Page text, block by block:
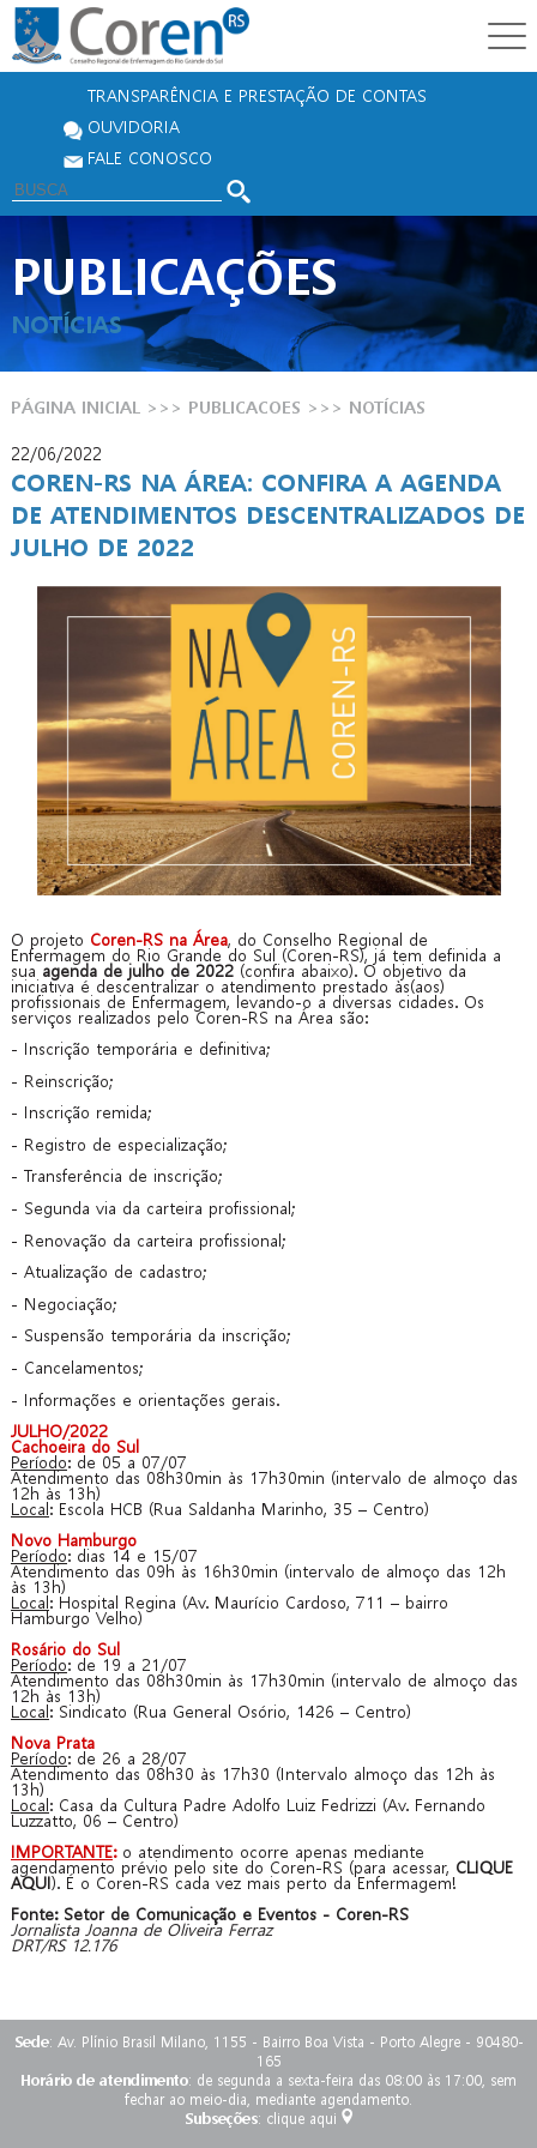
TRANSPARÊNCIA E PRESTAÇÃO DE CONTAS
OUVIDORIA
FALE CONOSCO
PUBLICAÇÕES
NOTÍCIAS
PÁGINA INICIAL >>> PUBLICACOES >>> NOTÍCIAS
22/06/2022
COREN-RS NA ÁREA: CONFIRA A AGENDA
DE ATENDIMENTOS DESCENTRALIZADOS DE
JULHO DE 2022
O projeto Coren-RS na Área, do Conselho Regional de
Enfermagem do Rio Grande do Sul (Coren-RS), já tem definida a
sua agenda de julho de 2022 (confira abaixo). O objetivo da
iniciativa é descentralizar o atendimento prestado às(aos)
profissionais de Enfermagem, levando-o a diversas cidades. Os
serviços realizados pelo Coren-RS na Área são:
- Inscrição temporária e definitiva;
- Reinscrição;
- Inscrição remida;
- Registro de especialização;
- Transferência de inscrição;
- Segunda via da carteira profissional;
- Renovação da carteira profissional;
- Atualização de cadastro;
- Negociação;
- Suspensão temporária da inscrição;
- Cancelamentos;
- Informações e orientações gerais.
JULHO/2022
Cachoeira do Sul
Período: de 05 a 07/07
Atendimento das 08h30min às 17h30min (intervalo de almoço das
12h às 13h)
Local: Escola HCB (Rua Saldanha Marinho, 35 – Centro)
Novo Hamburgo
Período: dias 14 e 15/07
Atendimento das 09h às 16h30min (intervalo de almoço das 12h
às 13h)
Local: Hospital Regina (Av. Maurício Cardoso, 711 – bairro
Hamburgo Velho)
Rosário do Sul
Período: de 19 a 21/07
Atendimento das 08h30min às 17h30min (intervalo de almoço das
12h às 13h)
Local: Sindicato (Rua General Osório, 1426 – Centro)
Nova Prata
Período: de 26 a 28/07
Atendimento das 08h30 às 17h30 (Intervalo almoço das 12h às
13h)
Local: Casa da Cultura Padre Adolfo Luiz Fedrizzi (Av. Fernando
Luzzatto, 06 – Centro)
IMPORTANTE:o atendimento ocorre apenas mediante
agendamento prévio pelo site do Coren-RS (para acessar, CLIQUE
AQUI). É o Coren-RS cada vez mais perto da Enfermagem!
Fonte: Setor de Comunicação e Eventos - Coren-RS
Jornalista Joanna de Oliveira Ferraz
DRT/RS 12.176
Sede: Av. Plínio Brasil Milano, 1155 - Bairro Boa Vista - Porto Alegre - 90480-
165
Horário de atendimento: de segunda a sexta-feira das 08:00 às 17:00, sem
fechar ao meio-dia, mediante agendamento.
Subseções: clique aqui